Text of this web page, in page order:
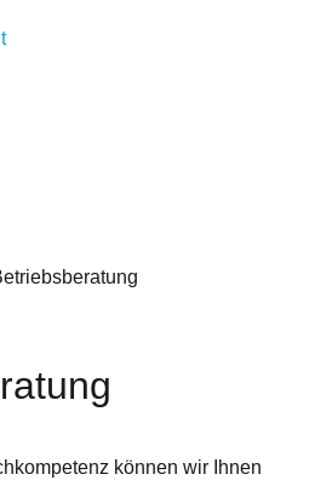
können wir Ihnen